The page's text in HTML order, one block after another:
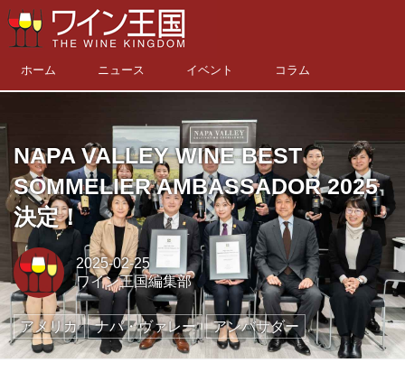
ホーム ニュース イベント コラム
NAPA VALLEY WINE BEST
SOMMELIER AMBASSADOR 2025
決定！
2025-02-25
ワイン王国編集部
アメリカ ナパ・ヴァレー アンバサダー